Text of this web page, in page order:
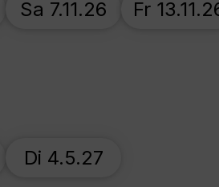
Sa 7.11.26 Fr
Di 4.5.27